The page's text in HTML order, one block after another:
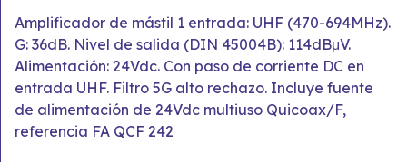
Amplificador de mástil 1 entrada: UHF (470-694MHz).
G: 36dB. Nivel de salida (DIN 45004B): 114dBμV.
Alimentación: 24Vdc. Con paso de corriente DC en
entrada UHF. Filtro 5G alto rechazo. Incluye fuente
de alimentación de 24Vdc multiuso Quicoax/F,
referencia FA QCF 242